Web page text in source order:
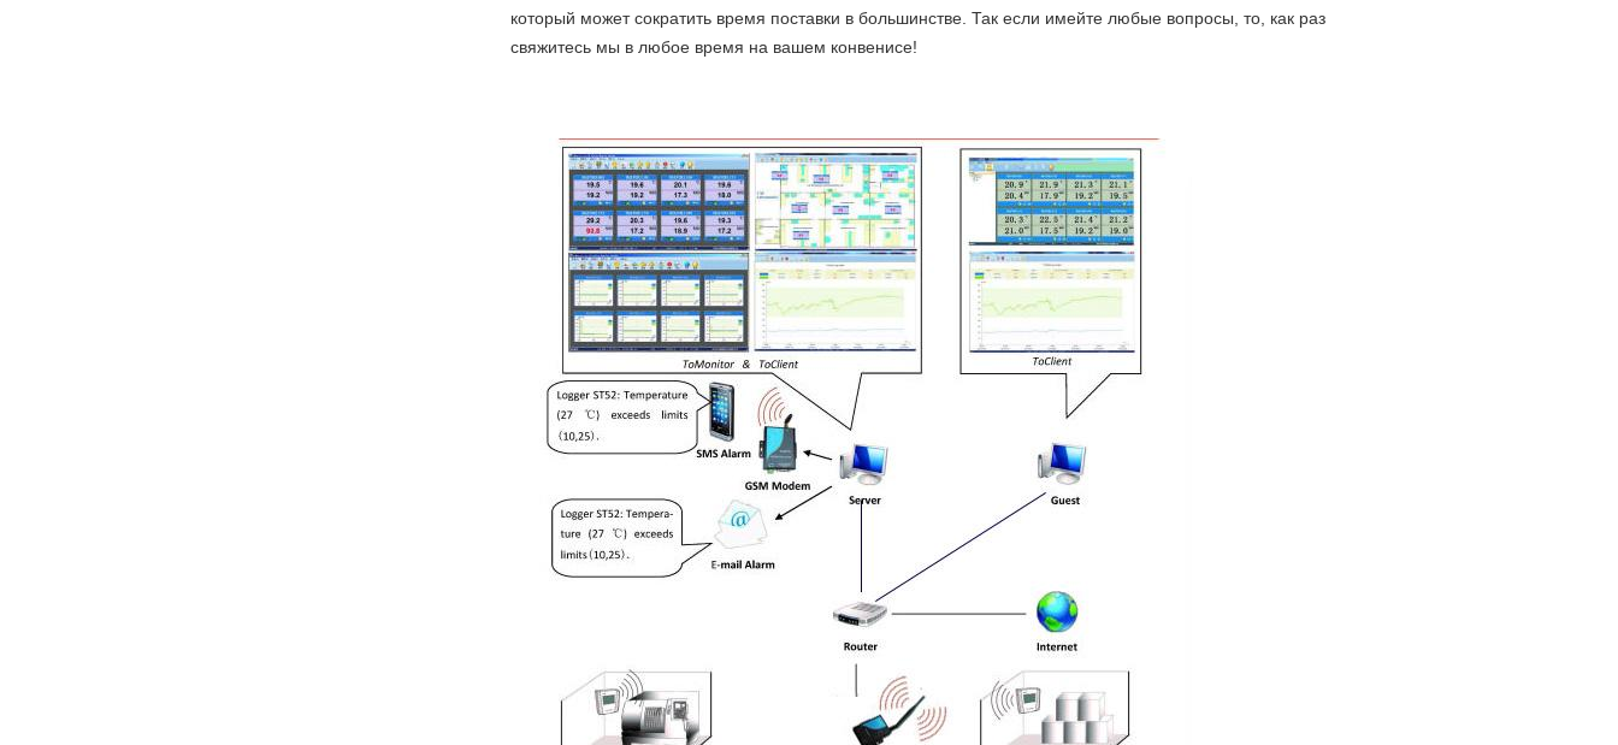
который может сократить время поставки в большинстве. Так если имейте любые вопросы, то, как раз
свяжитесь мы в любое время на вашем конвенисе!